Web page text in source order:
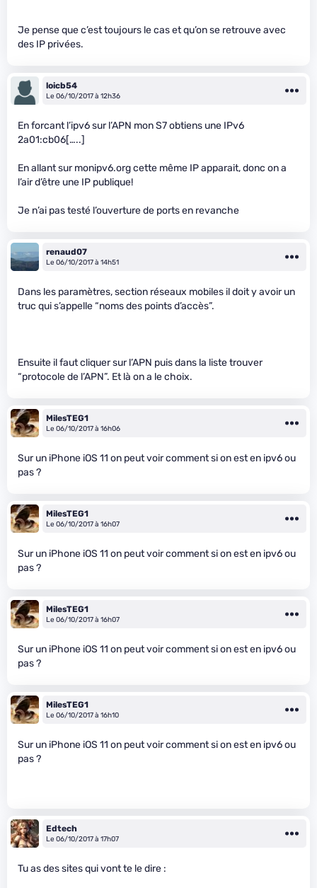
Je pense que c’est toujours le cas et qu’on se retrouve avec
des IP privées.
loicb54
Le 06/10/2017 à 12h36
En forcant l’ipv6 sur l’APN mon S7 obtiens une IPv6
2a01:cb06[…..]
En allant sur monipv6.org cette même IP apparait, donc on a
l’air d’être une IP publique!
Je n’ai pas testé l’ouverture de ports en revanche
renaud07
Le 06/10/2017 à 14h51
Dans les paramètres, section réseaux mobiles il doit y avoir un
truc qui s’appelle “noms des points d’accès”.
Ensuite il faut cliquer sur l’APN puis dans la liste trouver
“protocole de l’APN”. Et là on a le choix.
MilesTEG1
Le 06/10/2017 à 16h06
Sur un iPhone iOS 11 on peut voir comment si on est en ipv6 ou
pas ?
MilesTEG1
Le 06/10/2017 à 16h07
Sur un iPhone iOS 11 on peut voir comment si on est en ipv6 ou
pas ?
MilesTEG1
Le 06/10/2017 à 16h07
Sur un iPhone iOS 11 on peut voir comment si on est en ipv6 ou
pas ?
MilesTEG1
Le 06/10/2017 à 16h10
Sur un iPhone iOS 11 on peut voir comment si on est en ipv6 ou
pas ?
Edtech
Le 06/10/2017 à 17h07
Tu as des sites qui vont te le dire :